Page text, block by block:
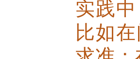
实践
比如